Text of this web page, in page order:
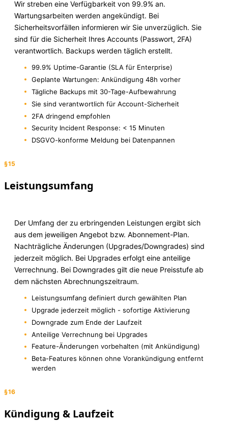
Wir streben eine Verfügbarkeit von 99.9% an.
Wartungsarbeiten werden angekündigt. Bei
Sicherheitsvorfällen informieren wir Sie unverzüglich. Sie
sind für die Sicherheit Ihres Accounts (Passwort, 2FA)
verantwortlich. Backups werden täglich erstellt.
99.9% Uptime-Garantie (SLA für Enterprise)
Geplante Wartungen: Ankündigung 48h vorher
Tägliche Backups mit 30-Tage-Aufbewahrung
Sie sind verantwortlich für Account-Sicherheit
2FA dringend empfohlen
Security Incident Response: < 15 Minuten
DSGVO-konforme Meldung bei Datenpannen
§15
Leistungsumfang
Der Umfang der zu erbringenden Leistungen ergibt sich
aus dem jeweiligen Angebot bzw. Abonnement-Plan.
Nachträgliche Änderungen (Upgrades/Downgrades) sind
jederzeit möglich. Bei Upgrades erfolgt eine anteilige
Verrechnung. Bei Downgrades gilt die neue Preisstufe ab
dem nächsten Abrechnungszeitraum.
Leistungsumfang definiert durch gewählten Plan
Upgrade jederzeit möglich - sofortige Aktivierung
Downgrade zum Ende der Laufzeit
Anteilige Verrechnung bei Upgrades
Feature-Änderungen vorbehalten (mit Ankündigung)
Beta-Features können ohne Vorankündigung entfernt
werden
§16
Kündigung & Laufzeit